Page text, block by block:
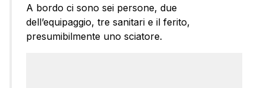
A bordo ci sono sei persone, due
dell’equipaggio, tre sanitari e il ferito,
presumibilmente uno sciatore.